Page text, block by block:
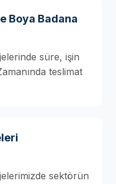
Boya Badana
süre, işin
teslimat
sektörün